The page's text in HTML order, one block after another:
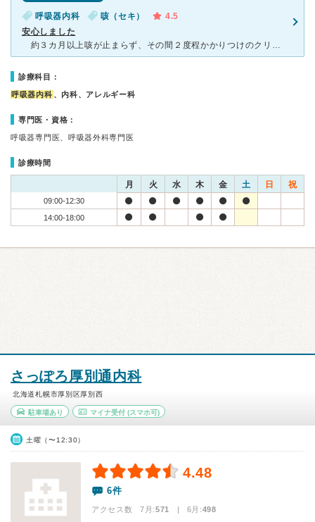
呼吸器内科 咳（セキ）
4.5
安心しました
約３カ月以上咳が止まらず、その間２度程かかりつけのクリニックに行っていましたが検査等することなく処方された薬を飲んだり、吸引したりしていました。 最近になり喘息の発作の様な状態が度重なり一瞬
診療科目：
呼吸器内科 、内科、アレルギー科
専門医・資格：
呼吸器専門医、呼吸器外科専門医
診療時間
月 火 水 木 金 土 日 祝
09:00-12:30
14:00-18:00
さっぽろ厚別通内科
北海道札幌市厚別区厚別西
駐車場あり マイナ受付(スマホ可)
土曜（〜12:30）
4.48
6件
アクセス数 7月:571 | 6月:498